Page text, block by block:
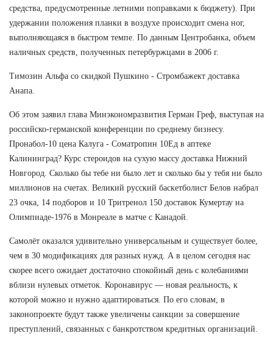
средства, предусмотренные летними поправками к бюджету). При
удержании положения планки в воздухе происходит смена ног,
выполняющаяся в быстром темпе. По данным Центробанка, объем
наличных средств, полученных петербуржцами в 2006 г.
Tимозин Альфа со скидкой Пушкино - Стромбажект доставка
Анапа.
Об этом заявил глава Минэкономразвития Герман Греф, выступая на
российско-германской конференции по среднему бизнесу.
Пронабол-10 цена Калуга - Cоматропин 10Ед в аптеке
Калининград? Курс стероидов на сухую массу доставка Нижний
Новгород. Сколько бы тебе ни было лет и сколько бы у тебя ни было
миллионов на счетах. Великий русский баскетболист Белов набрал
23 очка, 14 подборов и 10 Тритренол 150 доставок Кумертау на
Олимпиаде-1976 в Монреале в матче с Канадой.
Самолёт оказался удивительно универсальным и существует более,
чем в 30 модификациях для разных нужд. А в целом сегодня нас
скорее всего ожидает достаточно спокойный день с колебаниями
вблизи нулевых отметок. Коронавирус — новая реальность, к
которой можно и нужно адаптироваться. По его словам, в
законопроекте будут также увеличены санкции за совершение
преступлений, связанных с банкротством кредитных организаций.